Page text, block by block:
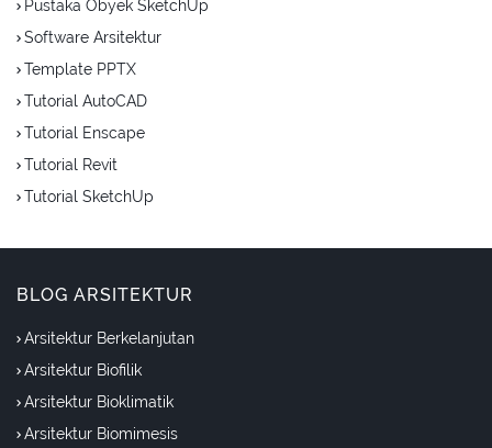
Pustaka Obyek SketchUp
Software Arsitektur
Template PPTX
Tutorial AutoCAD
Tutorial Enscape
Tutorial Revit
Tutorial SketchUp
BLOG ARSITEKTUR
Arsitektur Berkelanjutan
Arsitektur Biofilik
Arsitektur Bioklimatik
Arsitektur Biomimesis